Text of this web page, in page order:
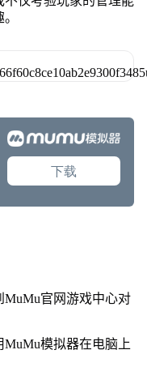
官网游戏中心对
模拟器在电脑上